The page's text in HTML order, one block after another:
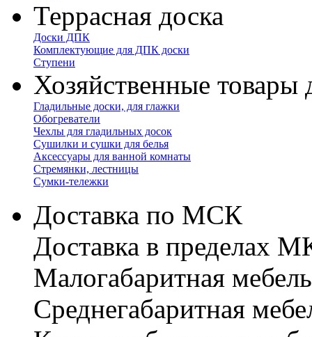
Террасная доска
Доски ДПК
Комплектующие для ДПК доски
Ступени
Хозяйственные товары
Гладильные доски, для глажки
Обогреватели
Чехлы для гладильных досок
Сушилки и сушки для белья
Аксессуары для ванной комнаты
Стремянки, лестницы
Сумки-тележки
Доставка по МСК
Доставка в пределах
Малогабаритная
Cреднегабаритная